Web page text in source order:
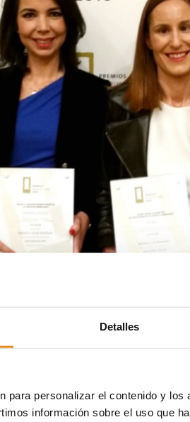
Detalles
para personalizar el contenido y
información sobre el uso que